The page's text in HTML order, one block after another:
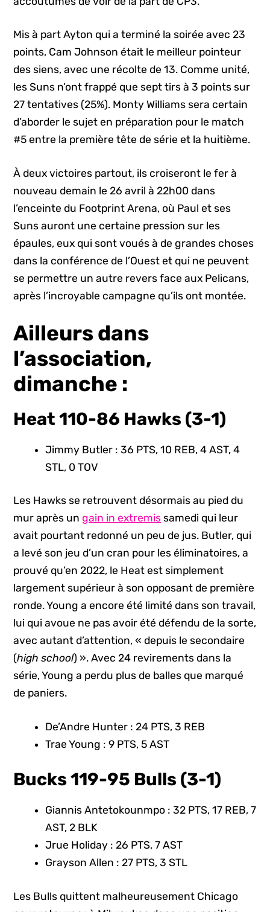
Mis à part Ayton qui a terminé la soirée avec 23
points, Cam Johnson était le meilleur pointeur
des siens, avec une récolte de 13. Comme unité,
les Suns n’ont frappé que sept tirs à 3 points sur
27 tentatives (25%). Monty Williams sera certain
d’aborder le sujet en préparation pour le match
#5 entre la première tête de série et la huitième.
À deux victoires partout, ils croiseront le fer à
nouveau demain le 26 avril à 22h00 dans
l’enceinte du Footprint Arena, où Paul et ses
Suns auront une certaine pression sur les
épaules, eux qui sont voués à de grandes choses
dans la conférence de l’Ouest et qui ne peuvent
se permettre un autre revers face aux Pelicans,
après l’incroyable campagne qu’ils ont montée.
Ailleurs dans
l’association,
dimanche :
Heat 110-86 Hawks (3-1)
Jimmy Butler : 36 PTS, 10 REB, 4 AST, 4
STL, 0 TOV
Les Hawks se retrouvent désormais au pied du
mur après ungain in extremis samedi qui leur
avait pourtant redonné un peu de jus. Butler, qui
a levé son jeu d’un cran pour les éliminatoires, a
prouvé qu’en 2022, le Heat est simplement
largement supérieur à son opposant de première
ronde. Young a encore été limité dans son travail,
lui qui avoue ne pas avoir été défendu de la sorte,
avec autant d’attention, « depuis le secondaire
(high school) ». Avec 24 revirements dans la
série, Young a perdu plus de balles que marqué
de paniers.
De’Andre Hunter : 24 PTS, 3 REB
Trae Young : 9 PTS, 5 AST
Bucks 119-95 Bulls (3-1)
Giannis Antetokounmpo : 32 PTS, 17 REB, 7
AST, 2 BLK
Jrue Holiday : 26 PTS, 7 AST
Grayson Allen : 27 PTS, 3 STL
Les Bulls quittent malheureusement Chicago